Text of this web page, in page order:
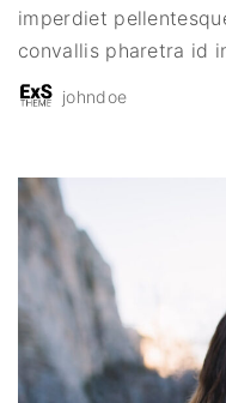
imperdiet
convallis pharetra id
johndoe